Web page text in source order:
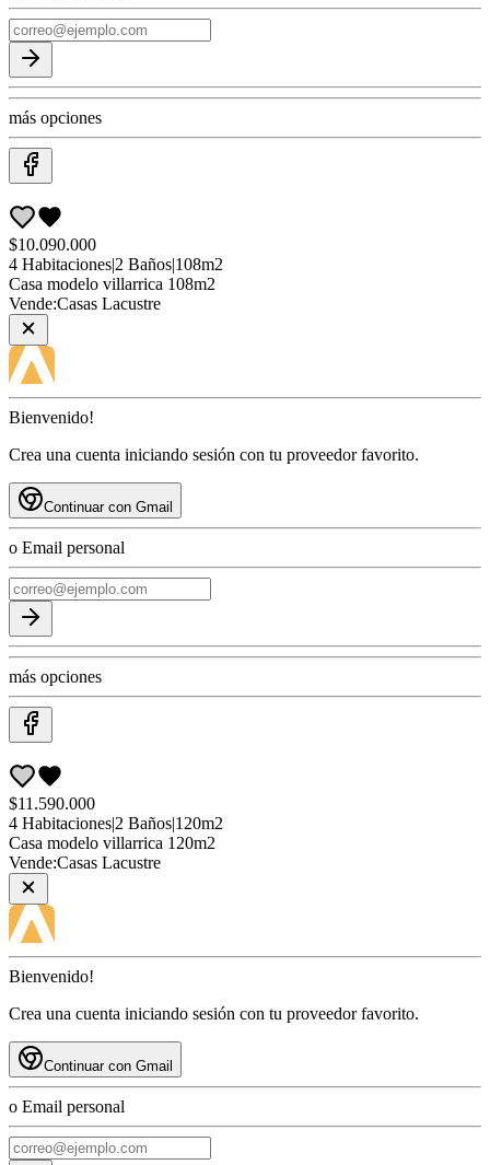
más opciones
$10.090.000
4 Habitaciones|2 Baños|108m2
Casa modelo villarrica 108m2
Vende:Casas Lacustre
Bienvenido!
Crea una cuenta iniciando sesión con tu proveedor favorito.
Continuar con Gmail
o Email personal
más opciones
$11.590.000
4 Habitaciones|2 Baños|120m2
Casa modelo villarrica 120m2
Vende:Casas Lacustre
Bienvenido!
Crea una cuenta iniciando sesión con tu proveedor favorito.
Continuar con Gmail
o Email personal